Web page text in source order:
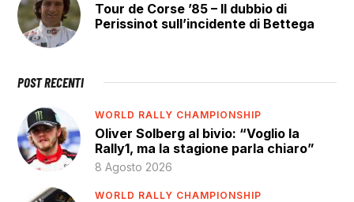
Tour de Corse ’85 – Il dubbio di
Perissinot sull’incidente di Bettega
POST RECENTI
WORLD RALLY CHAMPIONSHIP
Oliver Solberg al bivio: “Voglio la
Rally1, ma la stagione parla chiaro”
8 Agosto 2026
WORLD RALLY CHAMPIONSHIP